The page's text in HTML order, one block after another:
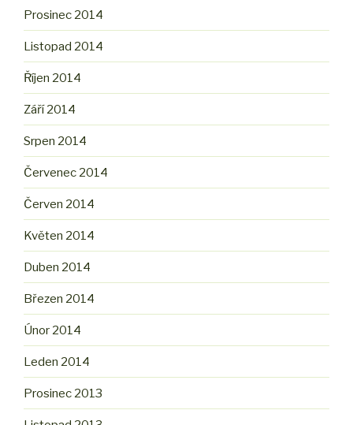
Prosinec 2014
Listopad 2014
Říjen 2014
Září 2014
Srpen 2014
Červenec 2014
Červen 2014
Květen 2014
Duben 2014
Březen 2014
Únor 2014
Leden 2014
Prosinec 2013